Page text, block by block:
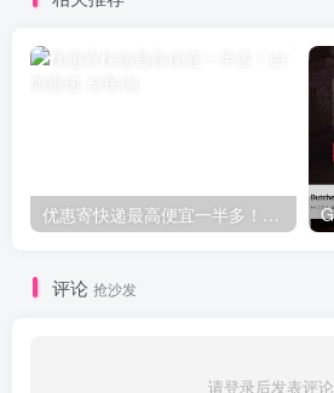
评论 抢沙发
请登录后发表评论